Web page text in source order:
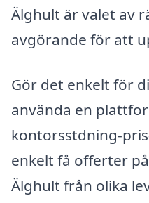
Älghult är valet av
avgörande för att
Gör det enkelt för
använda en
kontorsstdning-
enkelt få offerter
Älghult från olika